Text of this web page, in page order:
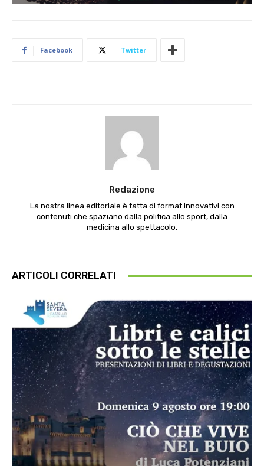
Facebook Twitter
Redazione
La nostra linea editoriale è fatta di format innovativi con
contenuti che spaziano dalla politica allo sport, dalla
medicina allo spettacolo.
ARTICOLI CORRELATI